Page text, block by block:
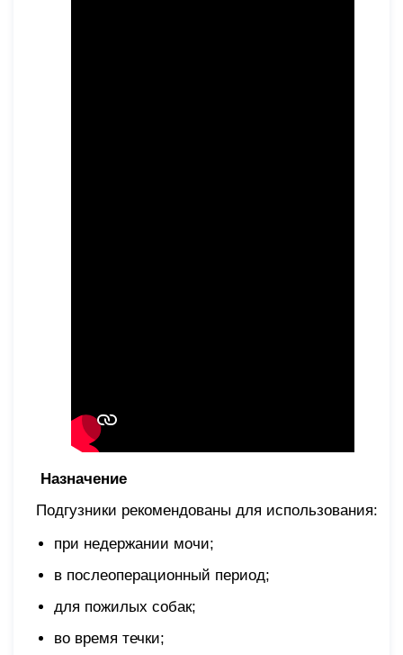
Назначение
Подгузники рекомендованы для использования:
при недержании мочи;
в послеоперационный период;
для пожилых собак;
во время течки;